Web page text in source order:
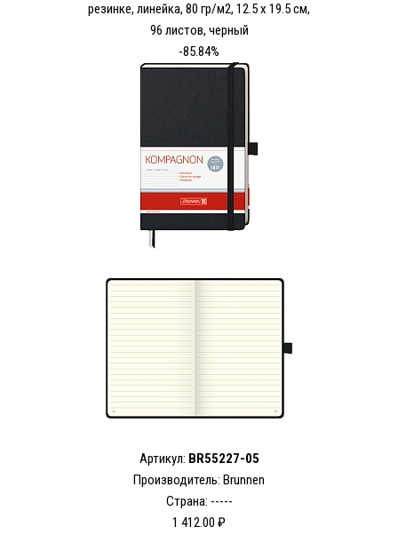
резинке, линейка, 80 гр/м2, 12.5 х 19.5 см,
96 листов, черный
-85.84%
Артикул: BR55227-05
Производитель: Brunnen
Страна: -----
1 412.00 ₽